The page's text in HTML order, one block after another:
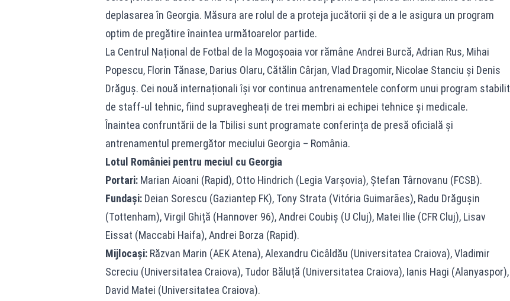
deplasarea în Georgia. Măsura are rolul de a proteja jucătorii și de a le asigura un program
optim de pregătire înaintea următoarelor partide.
La Centrul Național de Fotbal de la Mogoșoaia vor rămâne Andrei Burcă, Adrian Rus, Mihai
Popescu, Florin Tănase, Darius Olaru, Cătălin Cârjan, Vlad Dragomir, Nicolae Stanciu și Denis
Drăguș. Cei nouă internaționali își vor continua antrenamentele conform unui program stabilit
de staff-ul tehnic, fiind supravegheați de trei membri ai echipei tehnice și medicale.
Înaintea confruntării de la Tbilisi sunt programate conferința de presă oficială și
antrenamentul premergător meciului Georgia – România.
Lotul României pentru meciul cu Georgia
Portari:Marian Aioani (Rapid), Otto Hindrich (Legia Varșovia), Ștefan Târnovanu (FCSB).
Fundași:Deian Sorescu (Gaziantep FK), Tony Strata (Vitória Guimarães), Radu Drăgușin
(Tottenham), Virgil Ghiță (Hannover 96), Andrei Coubiș (U Cluj), Matei Ilie (CFR Cluj), Lisav
Eissat (Maccabi Haifa), Andrei Borza (Rapid).
Mijlocași:Răzvan Marin (AEK Atena), Alexandru Cicâldău (Universitatea Craiova), Vladimir
Screciu (Universitatea Craiova), Tudor Băluță (Universitatea Craiova), Ianis Hagi (Alanyaspor),
David Matei (Universitatea Craiova).